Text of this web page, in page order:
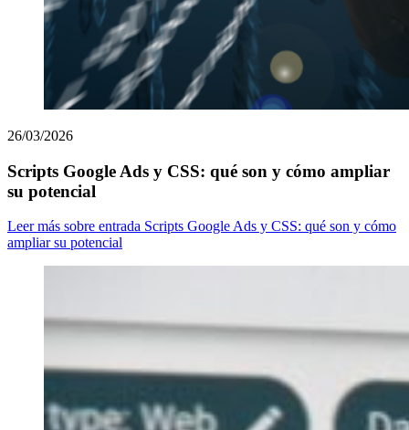
26/03/2026
Scripts Google Ads y CSS: qué son y cómo ampliar
su potencial
Leer más sobre entrada Scripts Google Ads y CSS: qué son y cómo
ampliar su potencial